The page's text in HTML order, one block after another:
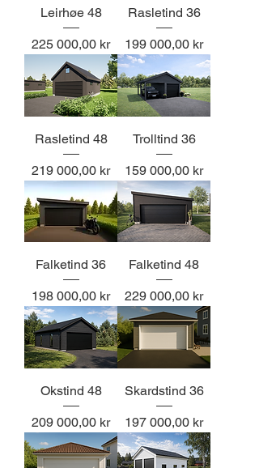
Leirhøe 48
Pris
225 000,00 kr
Rasletind 36
Pris
199 000,00 kr
Rasletind 48
Pris
219 000,00 kr
Trolltind 36
Pris
159 000,00 kr
Falketind 36
Pris
198 000,00 kr
Falketind 48
Pris
229 000,00 kr
Okstind 48
Pris
209 000,00 kr
Skardstind 36
Pris
197 000,00 kr